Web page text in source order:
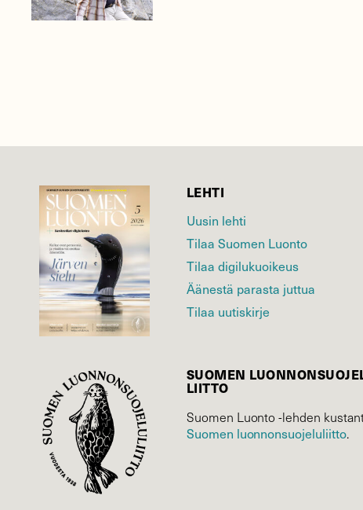
LEHTI
Uusin lehti
Tilaa Suomen Luonto
Tilaa digilukuoikeus
Äänestä parasta juttua
Tilaa uutiskirje
SUOMEN
LIITTO
Suomen Luonto -lehden
Suomen luonnonsuojelu­liitto.